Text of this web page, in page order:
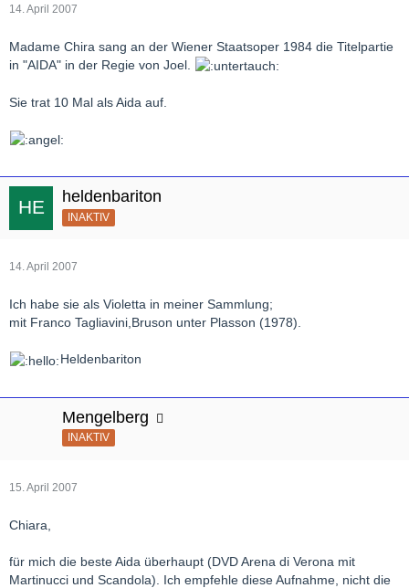
14. April 2007
Madame Chira sang an der Wiener Staatsoper 1984 die Titelpartie
in "AIDA" in der Regie von Joel.
Sie trat 10 Mal als Aida auf.
heldenbariton
INAKTIV
14. April 2007
Ich habe sie als Violetta in meiner Sammlung;
mit Franco Tagliavini,Bruson unter Plasson (1978).
Heldenbariton
Mengelberg
INAKTIV
15. April 2007
Chiara,
für mich die beste Aida überhaupt (DVD Arena di Verona mit
Martinucci und Scandola). Ich empfehle diese Aufnahme, nicht die